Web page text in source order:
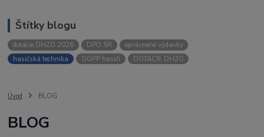
Štítky blogu
dotácie DHZO 2026 DPO SR
oprávnené výdavky
hasičská technika
OOPP hasiči DOTÁCIE DHZO
Úvod BLOG
BLOG